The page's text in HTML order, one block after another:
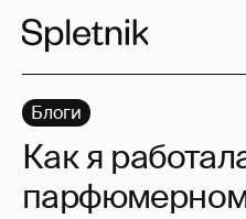
Блоги
Как я